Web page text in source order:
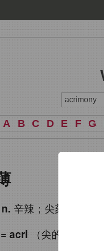
A B C D E F G
n. 辛辣；尖刻；严厉
= acri （尖的)